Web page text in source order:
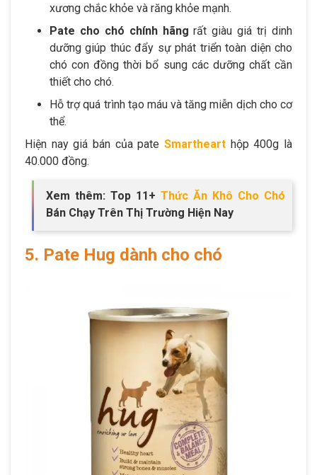
xương chắc khỏe và răng khỏe mạnh.
Pate cho chó chính hãng rất giàu giá trị dinh
dưỡng giúp thúc đẩy sự phát triển toàn diện cho
chó con đồng thời bổ sung các dưỡng chất cần
thiết cho chó.
Hỗ trợ quá trình tạo máu và tăng miễn dịch cho cơ
thể.
Hiện nay giá bán của pate Smartheart hộp 400g là
40.000 đồng.
Xem thêm: Top 11+ Thức Ăn Khô Cho Chó
Bán Chạy Trên Thị Trường Hiện Nay
5. Pate Hug dành cho chó